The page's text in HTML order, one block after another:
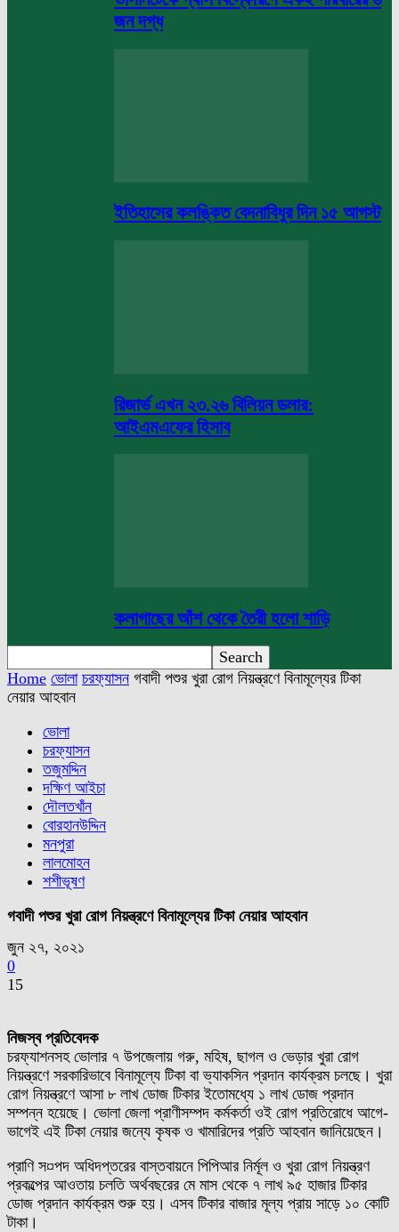
জন দগ্ধ
ইতিহাসের কলঙ্কিত বেদনাবিধুর দিন ১৫ আগস্ট
রিজার্ভ এখন ২৩.২৬ বিলিয়ন ডলার:
আইএমএফের হিসাব
কলাগাছের আঁশ থেকে তৈরী হলো শাড়ি
Home ভোলা চরফ্যাসন গবাদী পশুর খুরা রোগ নিয়ন্ত্রণে বিনামূল্যের টিকা
নেয়ার আহবান
ভোলা
চরফ্যাসন
তজুমদ্দিন
দক্ষিণ আইচা
দৌলতখাঁন
বোরহানউদ্দিন
মনপুরা
লালমোহন
শশীভূষণ
গবাদী পশুর খুরা রোগ নিয়ন্ত্রণে বিনামূল্যের টিকা নেয়ার আহবান
জুন ২৭, ২০২১
0
15
নিজস্ব প্রতিবেদক
চরফ্যাশনসহ ভোলার ৭ উপজেলায় গরু, মহিষ, ছাগল ও ভেড়ার খুরা রোগ
নিয়ন্ত্রণে সরকারিভাবে বিনামূল্যে টিকা বা ভ্যাকসিন প্রদান কার্যক্রম চলছে। খুরা
রোগ নিয়ন্ত্রণে আসা ৮ লাখ ডোজ টিকার ইতোমধ্যে ১ লাখ ডোজ প্রদান
সম্পন্ন হয়েছে। ভোলা জেলা প্রাণীসম্পদ কর্মকর্তা ওই রোগ প্রতিরোধে আগে-
ভাগেই এই টিকা নেয়ার জন্যে কৃষক ও খামারিদের প্রতি আহবান জানিয়েছেন।
প্রাণি স¤পদ অধিদপ্তরের বাস্তবায়নে পিপিআর নির্মূল ও খুরা রোগ নিয়ন্ত্রণ
প্রকল্পের আওতায় চলতি অর্থবছরের মে মাস থেকে ৭ লাখ ৯৫ হাজার টিকার
ডোজ প্রদান কার্যক্রম শুরু হয়। এসব টিকার বাজার মূল্য প্রায় সাড়ে ১০ কোটি
টাকা।